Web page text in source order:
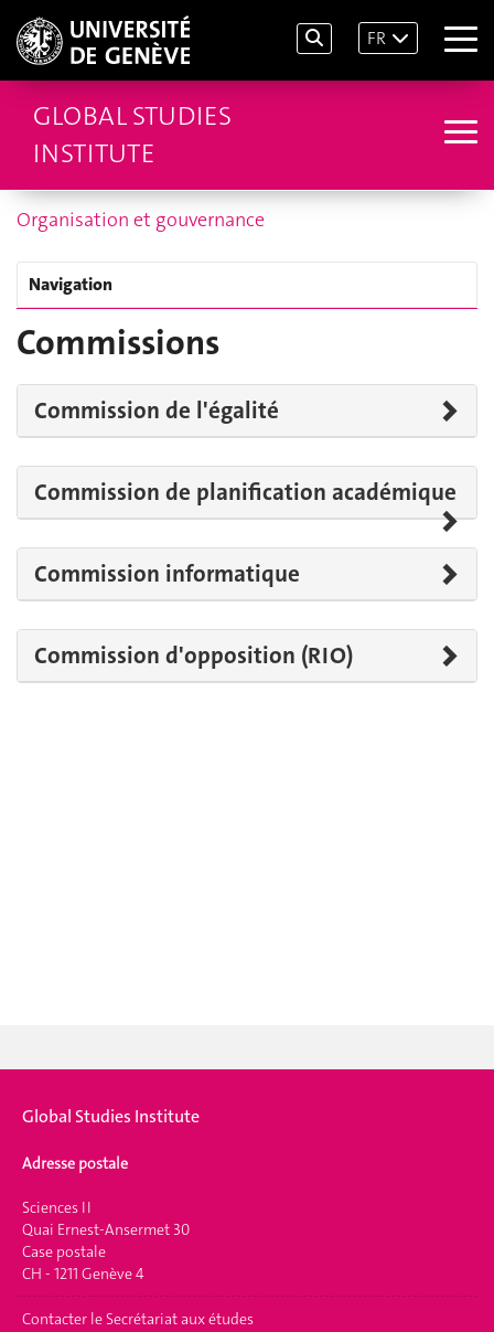
FR
GLOBAL STUDIES
INSTITUTE
Organisation et gouvernance
Navigation
Commissions
Commission de l'égalité
Commission de planification académique
Commission informatique
Commission d'opposition (RIO)
Global Studies Institute
Adresse postale
Sciences II
Quai Ernest-Ansermet 30
Case postale
CH - 1211 Genève 4
Contacter le Secrétariat aux études